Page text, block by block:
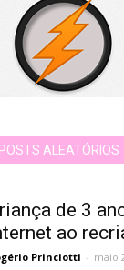
ALEATÓRIOS
de 3
ao
Princiotti - maio